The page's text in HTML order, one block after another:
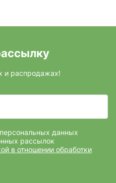
и распродажах!
данных
рассылок
в отношении обработки